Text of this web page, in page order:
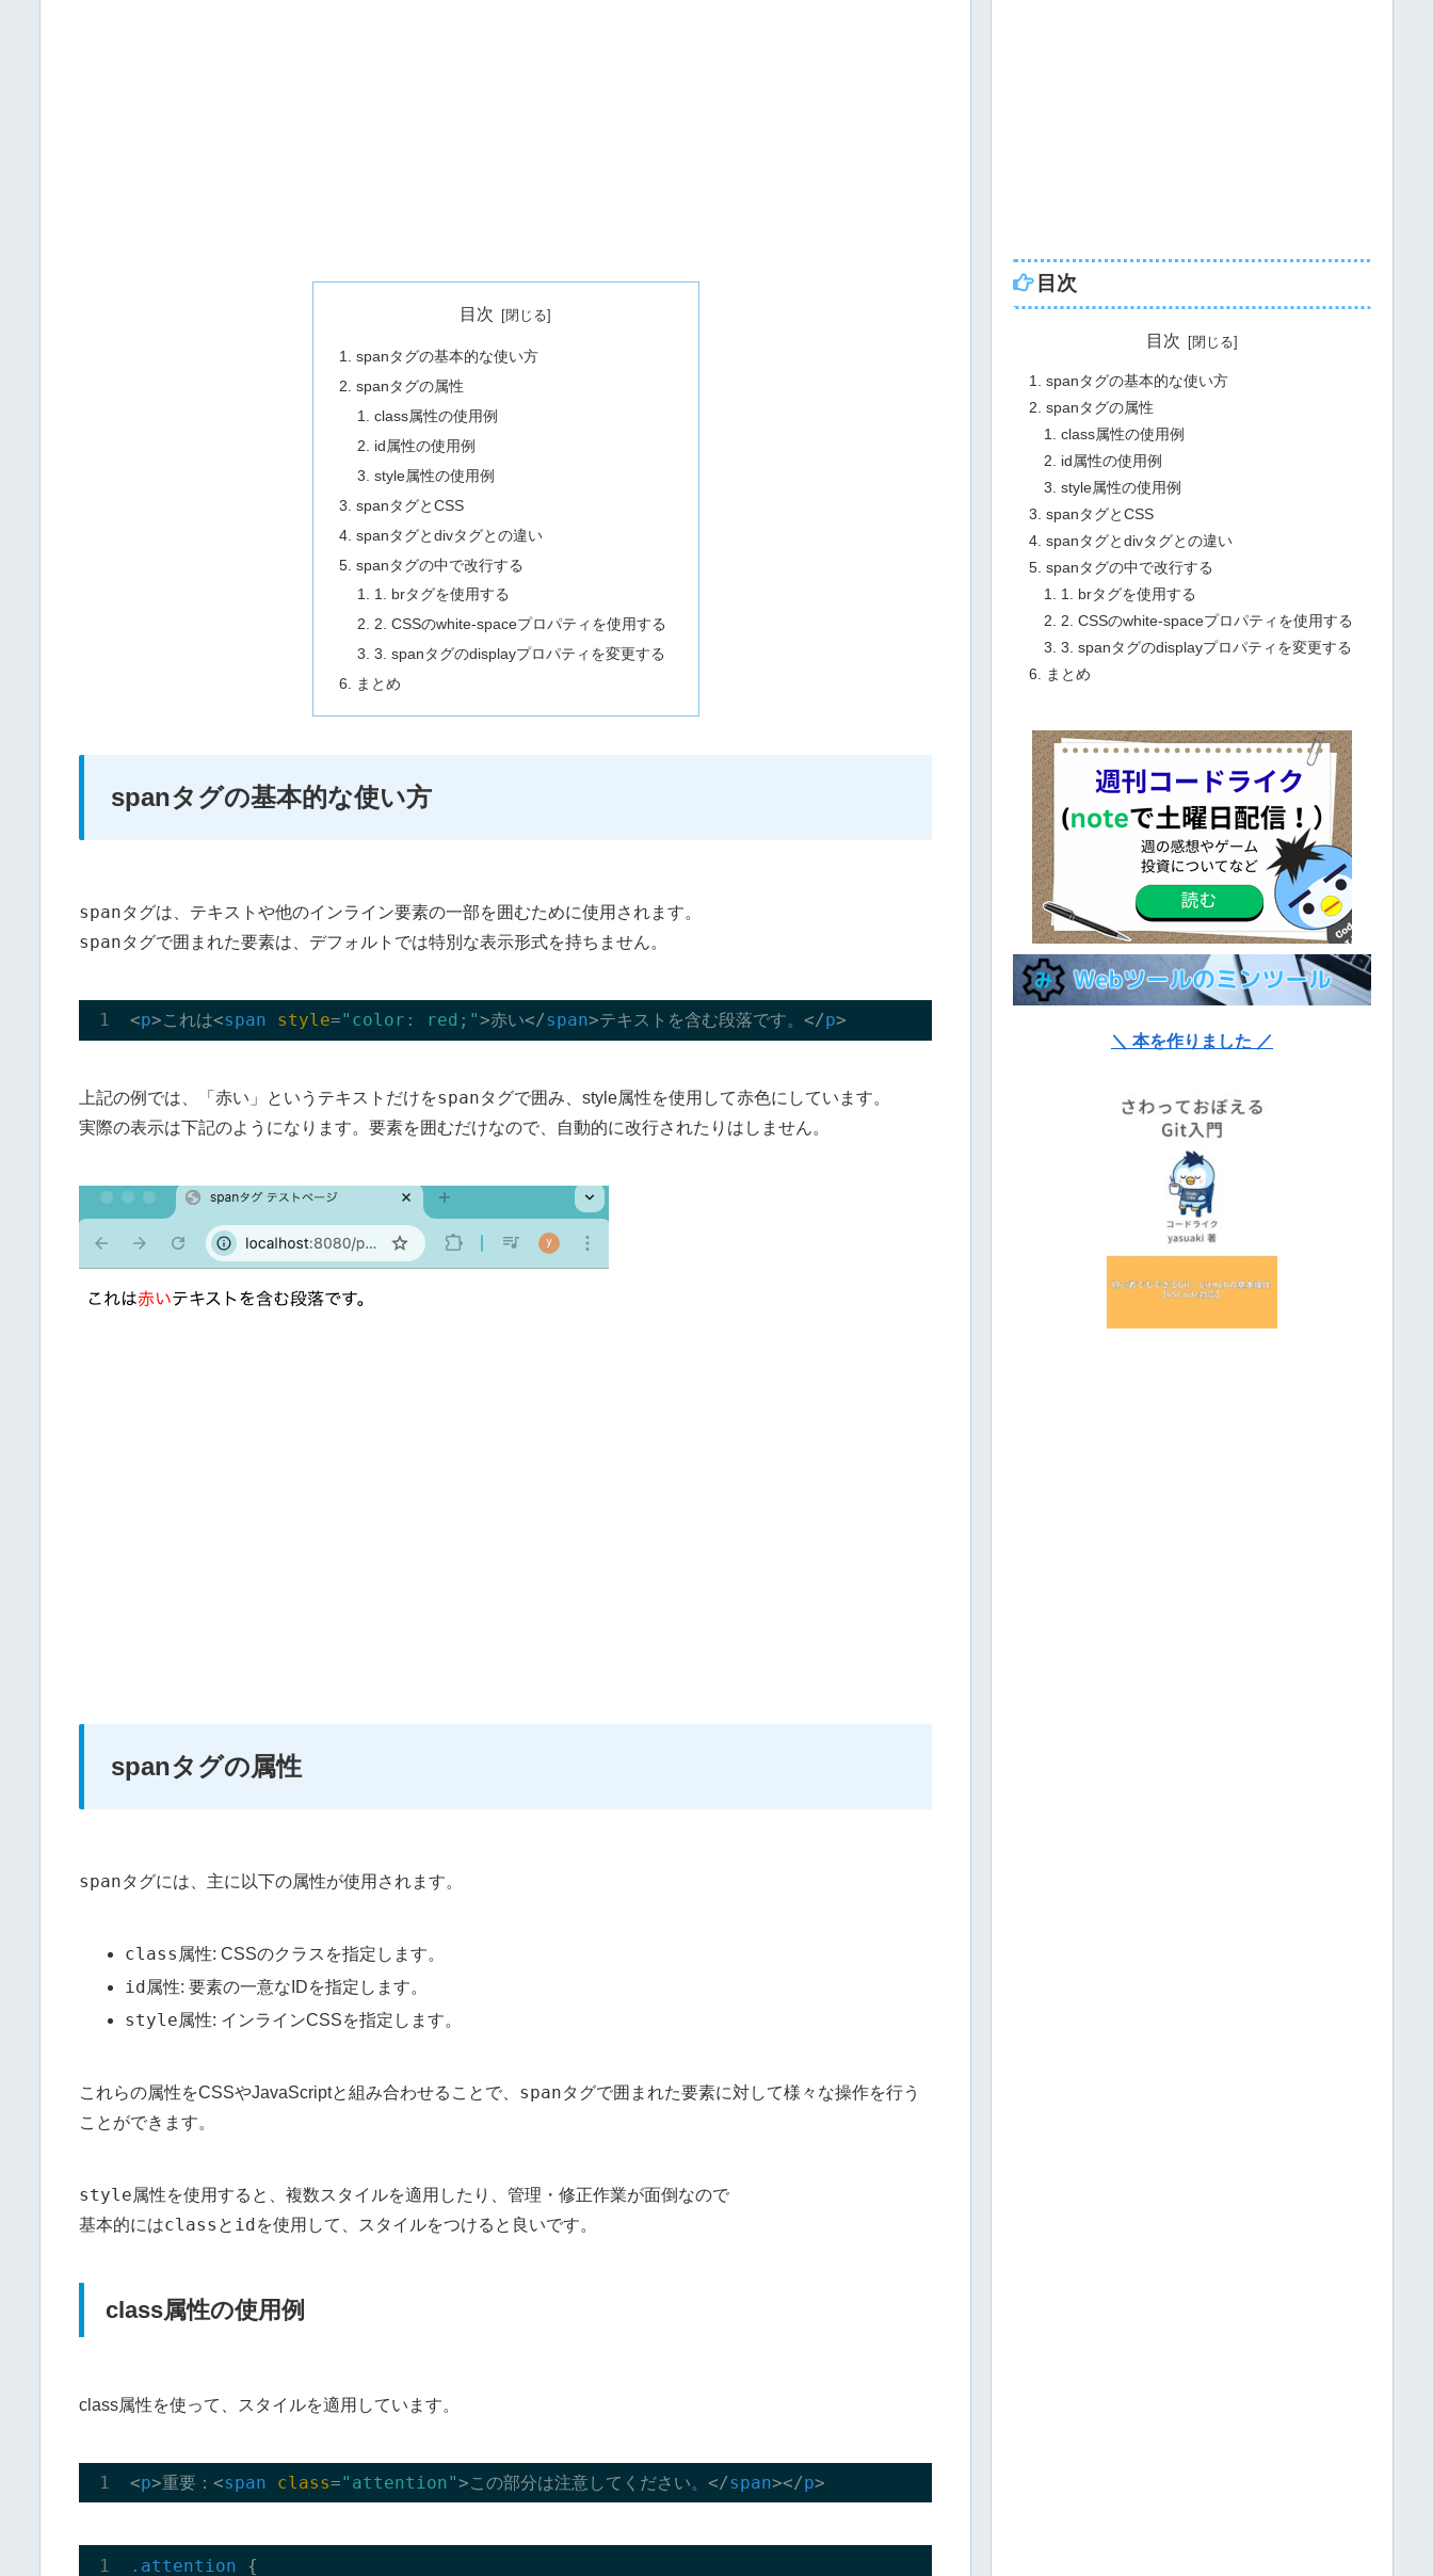
目次
spanタグの基本的な使い方
spanタグの属性
class属性の使用例
id属性の使用例
style属性の使用例
spanタグとCSS
spanタグとdivタグとの違い
spanタグの中で改行する
1. brタグを使用する
2. CSSのwhite-spaceプロパティを使用する
3. spanタグのdisplayプロパティを変更する
まとめ
spanタグの基本的な使い方
spanタグは、テキストや他のインライン要素の一部を囲むために使用されます。
spanタグで囲まれた要素は、デフォルトでは特別な表示形式を持ちません。
<p>これは<span style="color: red;">赤い</span>テキストを含む段落です。 </p>
上記の例では、「赤い」というテキストだけをspanタグで囲み、style属性を使用して赤色にしています。
実際の表示は下記のようになります。要素を囲むだけなので、自動的に改行されたりはしません。
spanタグの属性
spanタグには、主に以下の属性が使用されます。
class 属性: CSSのクラスを指定します。
id属性: 要素の一意なIDを指定します。
style属性: インラインCSSを指定します。
これらの属性をCSSやJavaScriptと組み合わせることで、 spanタグで囲まれた要素に対して様々な操作を行う
ことができます。
style属性を使用すると、複数スタイルを適用したり、管理・修正作業が面倒なので
基本的にはclass と idを使用して、スタイルをつけると良いです。
class属性の使用例
class属性を使って、スタイルを適用しています。
<p>重要： <span class="attention">この部分は注意してください。 </span></p>
.attention {
目次
目次
spanタグの基本的な使い方
spanタグの属性
class属性の使用例
id属性の使用例
style属性の使用例
spanタグとCSS
spanタグとdivタグとの違い
spanタグの中で改行する
1. brタグを使用する
2. CSSのwhite-spaceプロパティを使用する
3. spanタグのdisplayプロパティを変更する
まとめ
＼ 本を作りました ／